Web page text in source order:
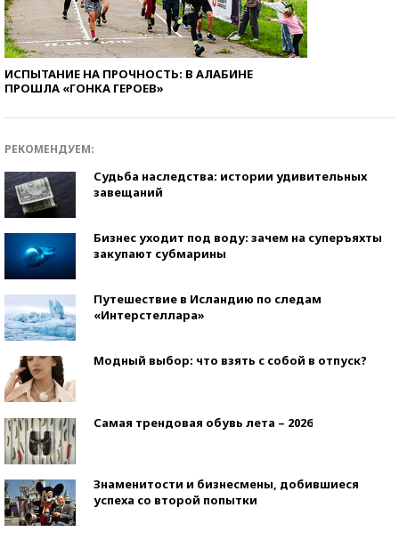
ИСПЫТАНИЕ НА ПРОЧНОСТЬ: В АЛАБИНЕ
ПРОШЛА «ГОНКА ГЕРОЕВ»
РЕКОМЕНДУЕМ:
Судьба наследства: истории удивительных
завещаний
Бизнес уходит под воду: зачем на суперъяхты
закупают субмарины
Путешествие в Исландию по следам
«Интерстеллара»
Модный выбор: что взять с собой в отпуск?
Самая трендовая обувь лета – 2026
Знаменитости и бизнесмены, добившиеся
успеха со второй попытки